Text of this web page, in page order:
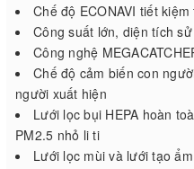
Chế độ ECONAVI tiết
Công suất lớn, diện tích
Công nghệ
Chế độ cảm biến con
người xuất hiện
Lưới lọc bụi HEPA hoàn
PM2.5 nhỏ li ti
Lưới lọc mùi và lưới tạo